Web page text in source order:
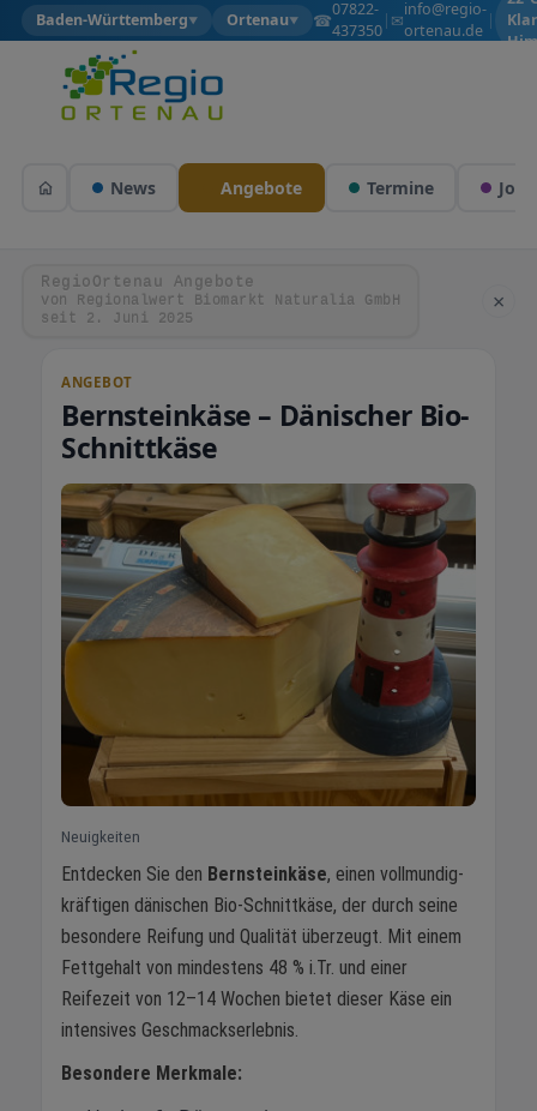
Baden-Württemberg▼ Ortenau▼ ☎07822-
437350
| ✉info@regio-
ortenau.de
|
News Angebote Termine Jobs
RegioOrtenau Angebote
von Regionalwert Biomarkt Naturalia GmbH
seit 2. Juni 2025
×
ANGEBOT
Bernsteinkäse – Dänischer Bio-
Schnittkäse
Neuigkeiten
Entdecken Sie den Bernsteinkäse, einen vollmundig-
kräftigen dänischen Bio-Schnittkäse, der durch seine
besondere Reifung und Qualität überzeugt. Mit einem
Fettgehalt von mindestens 48 % i.Tr. und einer
Reifezeit von 12–14 Wochen bietet dieser Käse ein
intensives Geschmackserlebnis.
Besondere Merkmale: